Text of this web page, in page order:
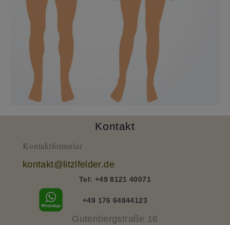
Kontakt
Kontaktformular
kontakt@litzlfelder.de
Tel: +49 8121 40071
+49 176 64844123
Gutenbergstraße 16